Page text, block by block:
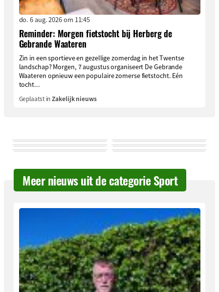
do. 6 aug. 2026 om 11:45
Reminder: Morgen fietstocht bij Herberg de
Gebrande Waateren
Zin in een sportieve en gezellige zomerdag in het Twentse
landschap? Morgen, 7 augustus organiseert De Gebrande
Waateren opnieuw een populaire zomerse fietstocht. Eén
tocht...
Geplaatst inZakelijk nieuws
Meer nieuws uit de categorie Sport